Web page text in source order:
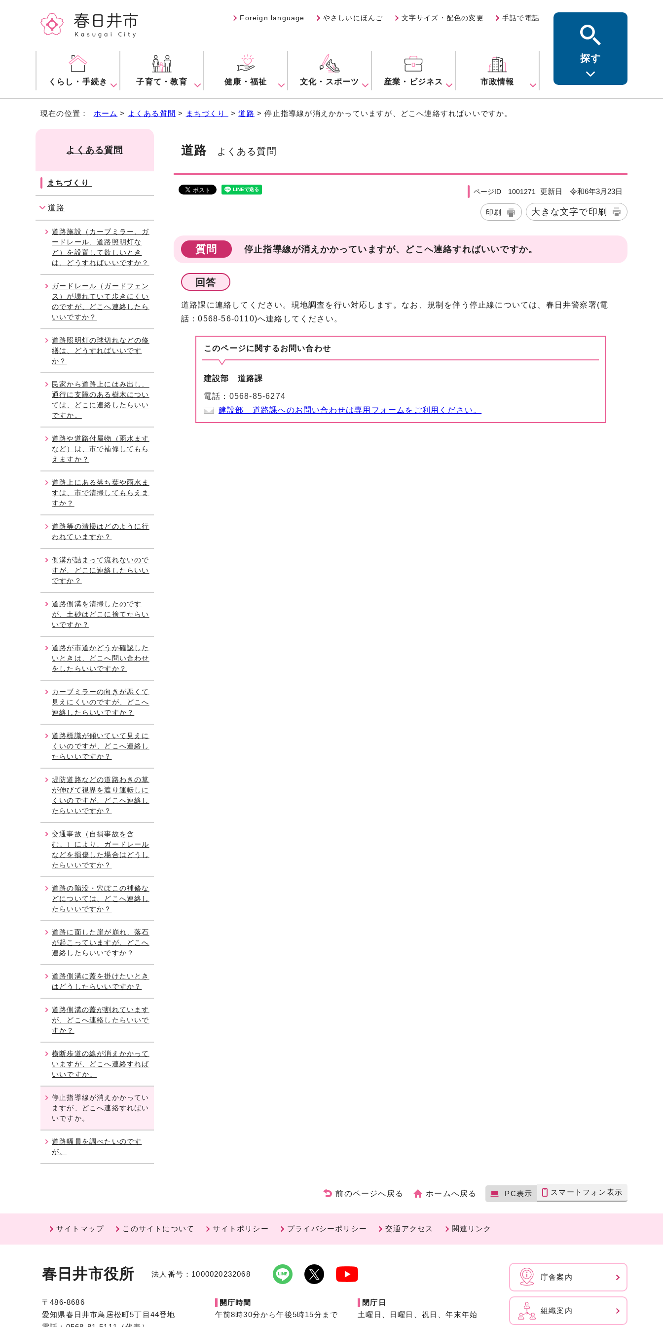
Foreign language やさしいにほんご 文字サイズ・配色の変更 手話で電話
くらし・手続き 子育て・教育 健康・福祉 文化・スポーツ 産業・ビジネス 市政情報
探す
現在の位置： ホーム > よくある質問 > まちづくり >道路 > 停止指導線が消えかかっていますが、どこへ連絡すればいいですか。
道路 よくある質問
ページID 1001271 更新日 令和6年3月23日
印刷 大きな文字で印刷
質問 停止指導線が消えかかっていますが、どこへ連絡すればいいですか。
回答
道路課に連絡してください。現地調査を行い対応します。なお、規制を伴う停止線については、春日井警察署(電
話：0568-56-0110)へ連絡してください。
このページに関するお問い合わせ
建設部 道路課
電話： 0568-85-6274
建設部 道路課へのお問い合わせは専用フォームをご利用ください。
よくある質問
まちづくり
道路
道路施設（カーブミラー、ガ
ードレール、道路照明灯な
ど）を設置して欲しいとき
は、どうすればいいですか？
ガードレール（ガードフェン
ス）が壊れていて歩きにくい
のですが、どこへ連絡したら
いいですか？
道路照明灯の球切れなどの修
繕は、どうすればいいです
か？
民家から道路上にはみ出し、
通行に支障のある樹木につい
ては、どこに連絡したらいい
ですか。
道路や道路付属物（雨水ます
など）は、市で補修してもら
えますか？
道路上にある落ち葉や雨水ま
すは、市で清掃してもらえま
すか？
道路等の清掃はどのように行
われていますか？
側溝が詰まって流れないので
すが、どこに連絡したらいい
ですか？
道路側溝を清掃したのです
が、土砂はどこに捨てたらい
いですか？
道路が市道かどうか確認した
いときは、どこへ問い合わせ
をしたらいいですか？
カーブミラーの向きが悪くて
見えにくいのですが、どこへ
連絡したらいいですか？
道路標識が傾いていて見えに
くいのですが、どこへ連絡し
たらいいですか？
堤防道路などの道路わきの草
が伸びて視界を遮り運転しに
くいのですが、どこへ連絡し
たらいいですか？
交通事故（自損事故を含
む。）により、ガードレール
などを損傷した場合はどうし
たらいいですか？
道路の陥没・穴ぼこの補修な
どについては、どこへ連絡し
たらいいですか？
道路に面した崖が崩れ、落石
が起こっていますが、どこへ
連絡したらいいですか？
道路側溝に蓋を掛けたいとき
はどうしたらいいですか？
道路側溝の蓋が割れています
が、どこへ連絡したらいいで
すか？
横断歩道の線が消えかかって
いますが、どこへ連絡すれば
いいですか。
停止指導線が消えかかってい
ますが、どこへ連絡すればい
いですか。
道路幅員を調べたいのです
が。
前のページへ戻る ホームへ戻る PC表示 スマートフォン表示
サイトマップ このサイトについて サイトポリシー プライバシーポリシー 交通アクセス 関連リンク
春日井市役所 法人番号：1000020232068
〒486-8686
愛知県春日井市鳥居松町5丁目44番地
開庁時間
午前8時30分から午後5時15分まで
閉庁日
土曜日、日曜日、祝日、年末年始
庁舎案内
組織案内